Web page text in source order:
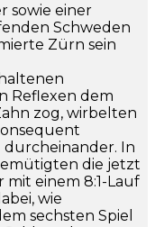
sowie einer
Schweden
Zürn sein
Reflexen dem
zog, wirbelten
In
die jetzt
einem 8:1-Lauf
wie
sechsten Spiel